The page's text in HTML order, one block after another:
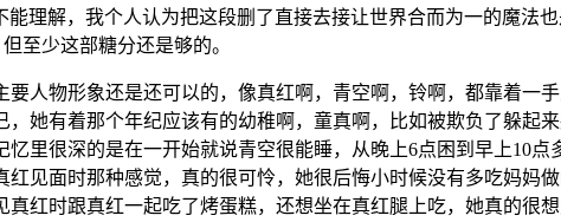
理解，我个人认为把这段删了直接去接让世界合而为一的魔法
至少这部糖分还是够的。
人物形象还是还可以的，像真红啊，青空啊，铃啊，都靠着一
她有着那个年纪应该有的幼稚啊，童真啊，比如被欺负了躲起
里很深的是在一开始就说青空很能睡，从晚上6点困到早上10
见面时那种感觉，真的很可怜，她很后悔小时候没有多吃妈妈
红时跟真红一起吃了烤蛋糕，还想坐在真红腿上吃，她真的很